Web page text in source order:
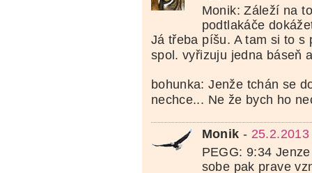
Monik: Záleží na
podtlakáče
Já třeba píšu. A tam si to s
spol. vyřizuju jedna báseň
bohunka: Jenže tchán se
nechce... Ne že bych ho
Monik -
PEGG: 9:34
sobe pak prave